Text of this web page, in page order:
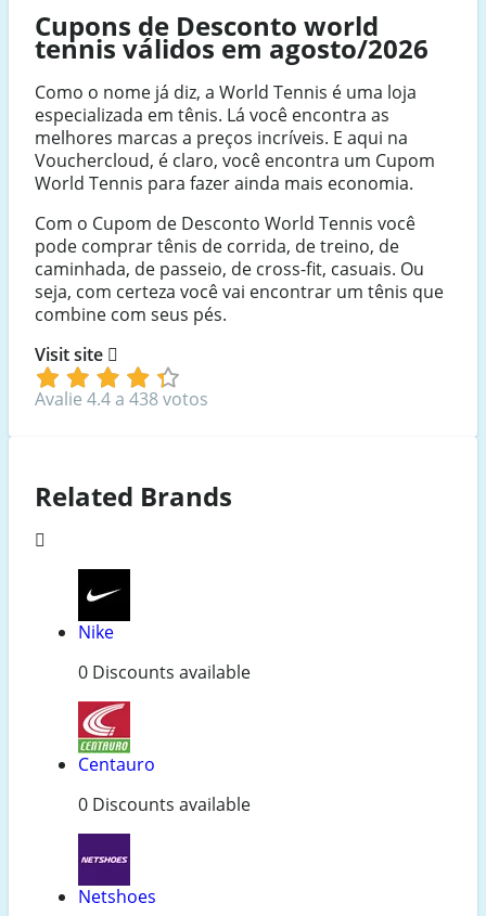
Cupons de Desconto world
tennis válidos em agosto/2026
Como o nome já diz, a World Tennis é uma loja
especializada em tênis. Lá você encontra as
melhores marcas a preços incríveis. E aqui na
Vouchercloud, é claro, você encontra um Cupom
World Tennis para fazer ainda mais economia.
Com o Cupom de Desconto World Tennis você
pode comprar tênis de corrida, de treino, de
caminhada, de passeio, de cross-fit, casuais. Ou
seja, com certeza você vai encontrar um tênis que
combine com seus pés.
Visit site
Avalie 4.4 a 438 votos
Related Brands
Nike
0 Discounts available
Centauro
0 Discounts available
Netshoes